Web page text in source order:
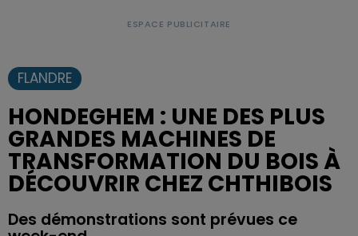
FLANDRE
HONDEGHEM : UNE DES PLUS
GRANDES MACHINES DE
TRANSFORMATION DU BOIS À
DÉCOUVRIR CHEZ CHTHIBOIS
Des démonstrations sont prévues ce